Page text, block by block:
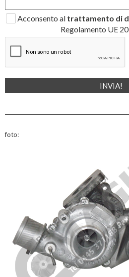
Acconsento al trattamento di
Regolamento UE
foto: